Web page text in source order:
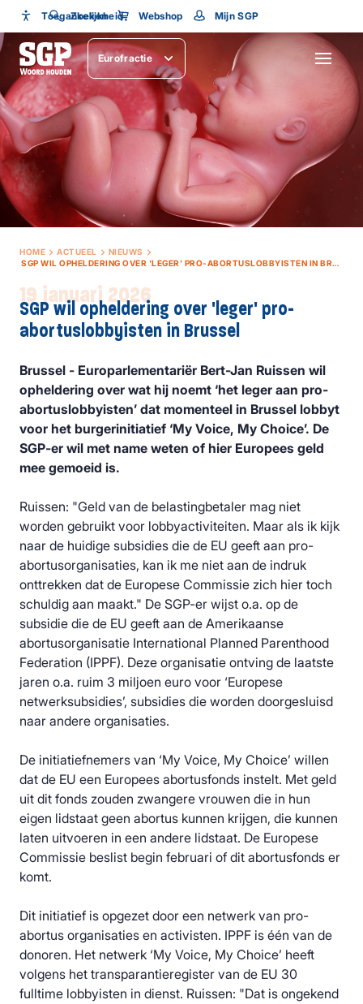
Toegankelijkheid
Toegankelijkheid
Lettergrootte
Zoeken Webshop Mijn SGP
Eurofractie
HOME ACTUEEL
NIEUWS
SGP WIL OPHELDERING OVER 'LEGER' PRO-ABORTUSLOBBYISTEN IN BRUSSEL
19 januari 2026
SGP wil opheldering over 'leger' pro-
abortuslobbyisten in Brussel
Brussel - Europarlementariër Bert-Jan Ruissen wil
opheldering over wat hij noemt ‘het leger aan pro-
abortuslobbyisten’ dat momenteel in Brussel lobbyt
voor het burgerinitiatief ‘My Voice, My Choice’. De
SGP-er wil met name weten of hier Europees geld
mee gemoeid is.
Ruissen: "Geld van de belastingbetaler mag niet
worden gebruikt voor lobbyactiviteiten. Maar als ik kijk
naar de huidige subsidies die de EU geeft aan pro-
abortusorganisaties, kan ik me niet aan de indruk
onttrekken dat de Europese Commissie zich hier toch
schuldig aan maakt." De SGP-er wijst o.a. op de
subsidie die de EU geeft aan de Amerikaanse
abortusorganisatie International Planned Parenthood
Federation (IPPF). Deze organisatie ontving de laatste
jaren o.a. ruim 3 miljoen euro voor ‘Europese
netwerksubsidies’, subsidies die worden doorgesluisd
naar andere organisaties.
De initiatiefnemers van ‘My Voice, My Choice’ willen
dat de EU een Europees abortusfonds instelt. Met geld
uit dit fonds zouden zwangere vrouwen die in hun
eigen lidstaat geen abortus kunnen krijgen, die kunnen
laten uitvoeren in een andere lidstaat. De Europese
Commissie beslist begin februari of dit abortusfonds er
komt.
Dit initiatief is opgezet door een netwerk van pro-
abortus organisaties en activisten. IPPF is één van de
donoren. Het netwerk ‘My Voice, My Choice’ heeft
volgens het transparantieregister van de EU 30
fulltime lobbyisten in dienst. Ruissen: "Dat is ongekend